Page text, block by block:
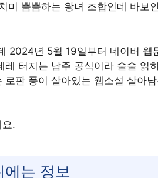
미 뿜뿜하는 왕녀 조합인데 바보
2024년 5월 19일부터 네이버 웹
터지는 남주 공식이라 술술 읽
판 풍이 살아있는 웹소설 살아
.
는 정보